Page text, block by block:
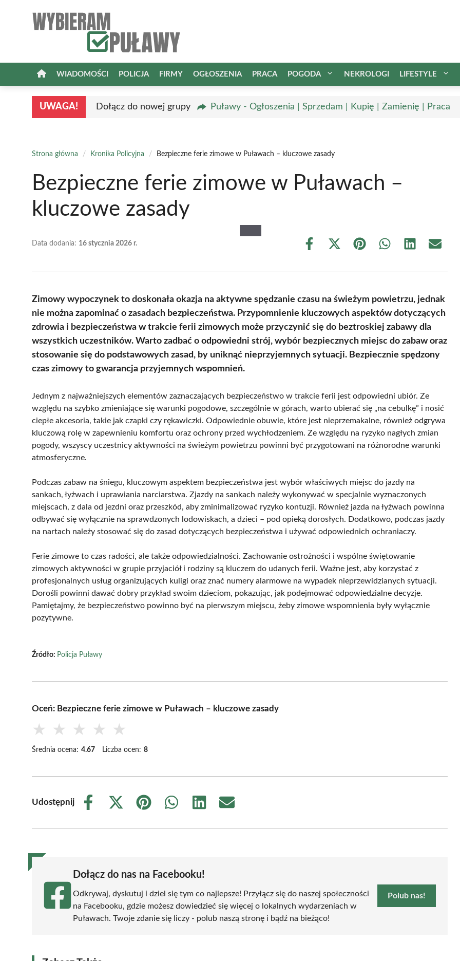
WIADOMOŚCI POLICJA FIRMY OGŁOSZENIA PRACA POGODA NEKROLOGI LIFESTYLE
UWAGA! Dołącz do nowej grupy Puławy - Ogłoszenia | Sprzedam | Kupię | Zamienię | Praca
Strona główna / Kronika Policyjna / Bezpieczne ferie zimowe w Puławach – kluczowe zasady
Bezpieczne ferie zimowe w Puławach –
kluczowe zasady
Data dodania: 16 stycznia 2026 r.
Share
Share
(Twitter)
Share Share Share Share
Zimowy wypoczynek to doskonała okazja na aktywne spędzanie czasu na świeżym powietrzu, jednak
nie można zapominać o zasadach bezpieczeństwa. Przypomnienie kluczowych aspektów dotyczących
zdrowia i bezpieczeństwa w trakcie ferii zimowych może przyczynić się do beztroskiej zabawy dla
wszystkich uczestników. Warto zadbać o odpowiedni strój, wybór bezpiecznych miejsc do zabaw oraz
stosowanie się do podstawowych zasad, by uniknąć nieprzyjemnych sytuacji. Bezpiecznie spędzony
czas zimowy to gwarancja przyjemnych wspomnień.
Jednym z najważniejszych elementów zaznaczających bezpieczeństwo w trakcie ferii jest odpowiedni ubiór. Ze
względu na szybko zmieniające się warunki pogodowe, szczególnie w górach, warto ubierać się „na cebulkę” i nosić
ciepłe akcesoria, takie jak czapki czy rękawiczki. Odpowiednie obuwie, które jest nieprzemakalne, również odgrywa
kluczową rolę w zapewnieniu komfortu oraz ochrony przed wychłodzeniem. Ze względu na ryzyko nagłych zmian
pogody, wszyscy uczestnicy aktywności na świeżym powietrzu powinni być przygotowani na różnorodne warunki
atmosferyczne.
Podczas zabaw na śniegu, kluczowym aspektem bezpieczeństwa jest wybór właściwych miejsc do jazdy na
sankach, łyżwach i uprawiania narciarstwa. Zjazdy na sankach należy wykonywać w specjalnie wyznaczonych
miejscach, z dala od jezdni oraz przeszkód, aby zminimalizować ryzyko kontuzji. Również jazda na łyżwach powinna
odbywać się wyłącznie na sprawdzonych lodowiskach, a dzieci – pod opieką dorosłych. Dodatkowo, podczas jazdy
na nartach należy stosować się do zasad dotyczących bezpieczeństwa i używać odpowiednich ochraniaczy.
Ferie zimowe to czas radości, ale także odpowiedzialności. Zachowanie ostrożności i wspólne świętowanie
zimowych aktywności w grupie przyjaciół i rodziny są kluczem do udanych ferii. Ważne jest, aby korzystać z
profesjonalnych usług organizujących kuligi oraz znać numery alarmowe na wypadek nieprzewidzianych sytuacji.
Dorośli powinni dawać dobry przykład swoim dzieciom, pokazując, jak podejmować odpowiedzialne decyzje.
Pamiętajmy, że bezpieczeństwo powinno być na pierwszym miejscu, żeby zimowe wspomnienia były wyłącznie
pozytywne.
Źródło: Policja Puławy
Oceń: Bezpieczne ferie zimowe w Puławach – kluczowe zasady
★ ★ ★ ★ ★
Średnia ocena: 4.67 Liczba ocen: 8
Udostępnij
Share
Share
(Twitter)
Share
Share
Share
Share
Dołącz do nas na Facebooku!
Odkrywaj, dyskutuj i dziel się tym co najlepsze! Przyłącz się do naszej społeczności
na Facebooku, gdzie możesz dowiedzieć się więcej o lokalnych wydarzeniach w
Puławach. Twoje zdanie się liczy - polub naszą stronę i bądź na bieżąco!
Polub nas!